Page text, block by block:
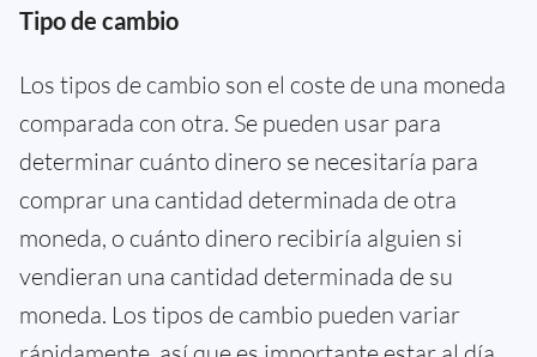
Tipo de cambio
Los tipos de cambio son el coste de una moneda
comparada con otra. Se pueden usar para
determinar cuánto dinero se necesitaría para
comprar una cantidad determinada de otra
moneda, o cuánto dinero recibiría alguien si
vendieran una cantidad determinada de su
moneda. Los tipos de cambio pueden variar